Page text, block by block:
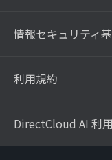
情報セキュリティ
利用規約
DirectCloud AI 利